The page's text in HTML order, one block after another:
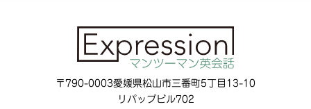
〒790-0003愛媛県松山市三番町5丁目13-10
リパップビル702